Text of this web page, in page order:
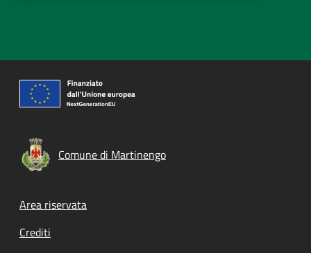
Comune di Martinengo
Footer menu
Area riservata
Crediti